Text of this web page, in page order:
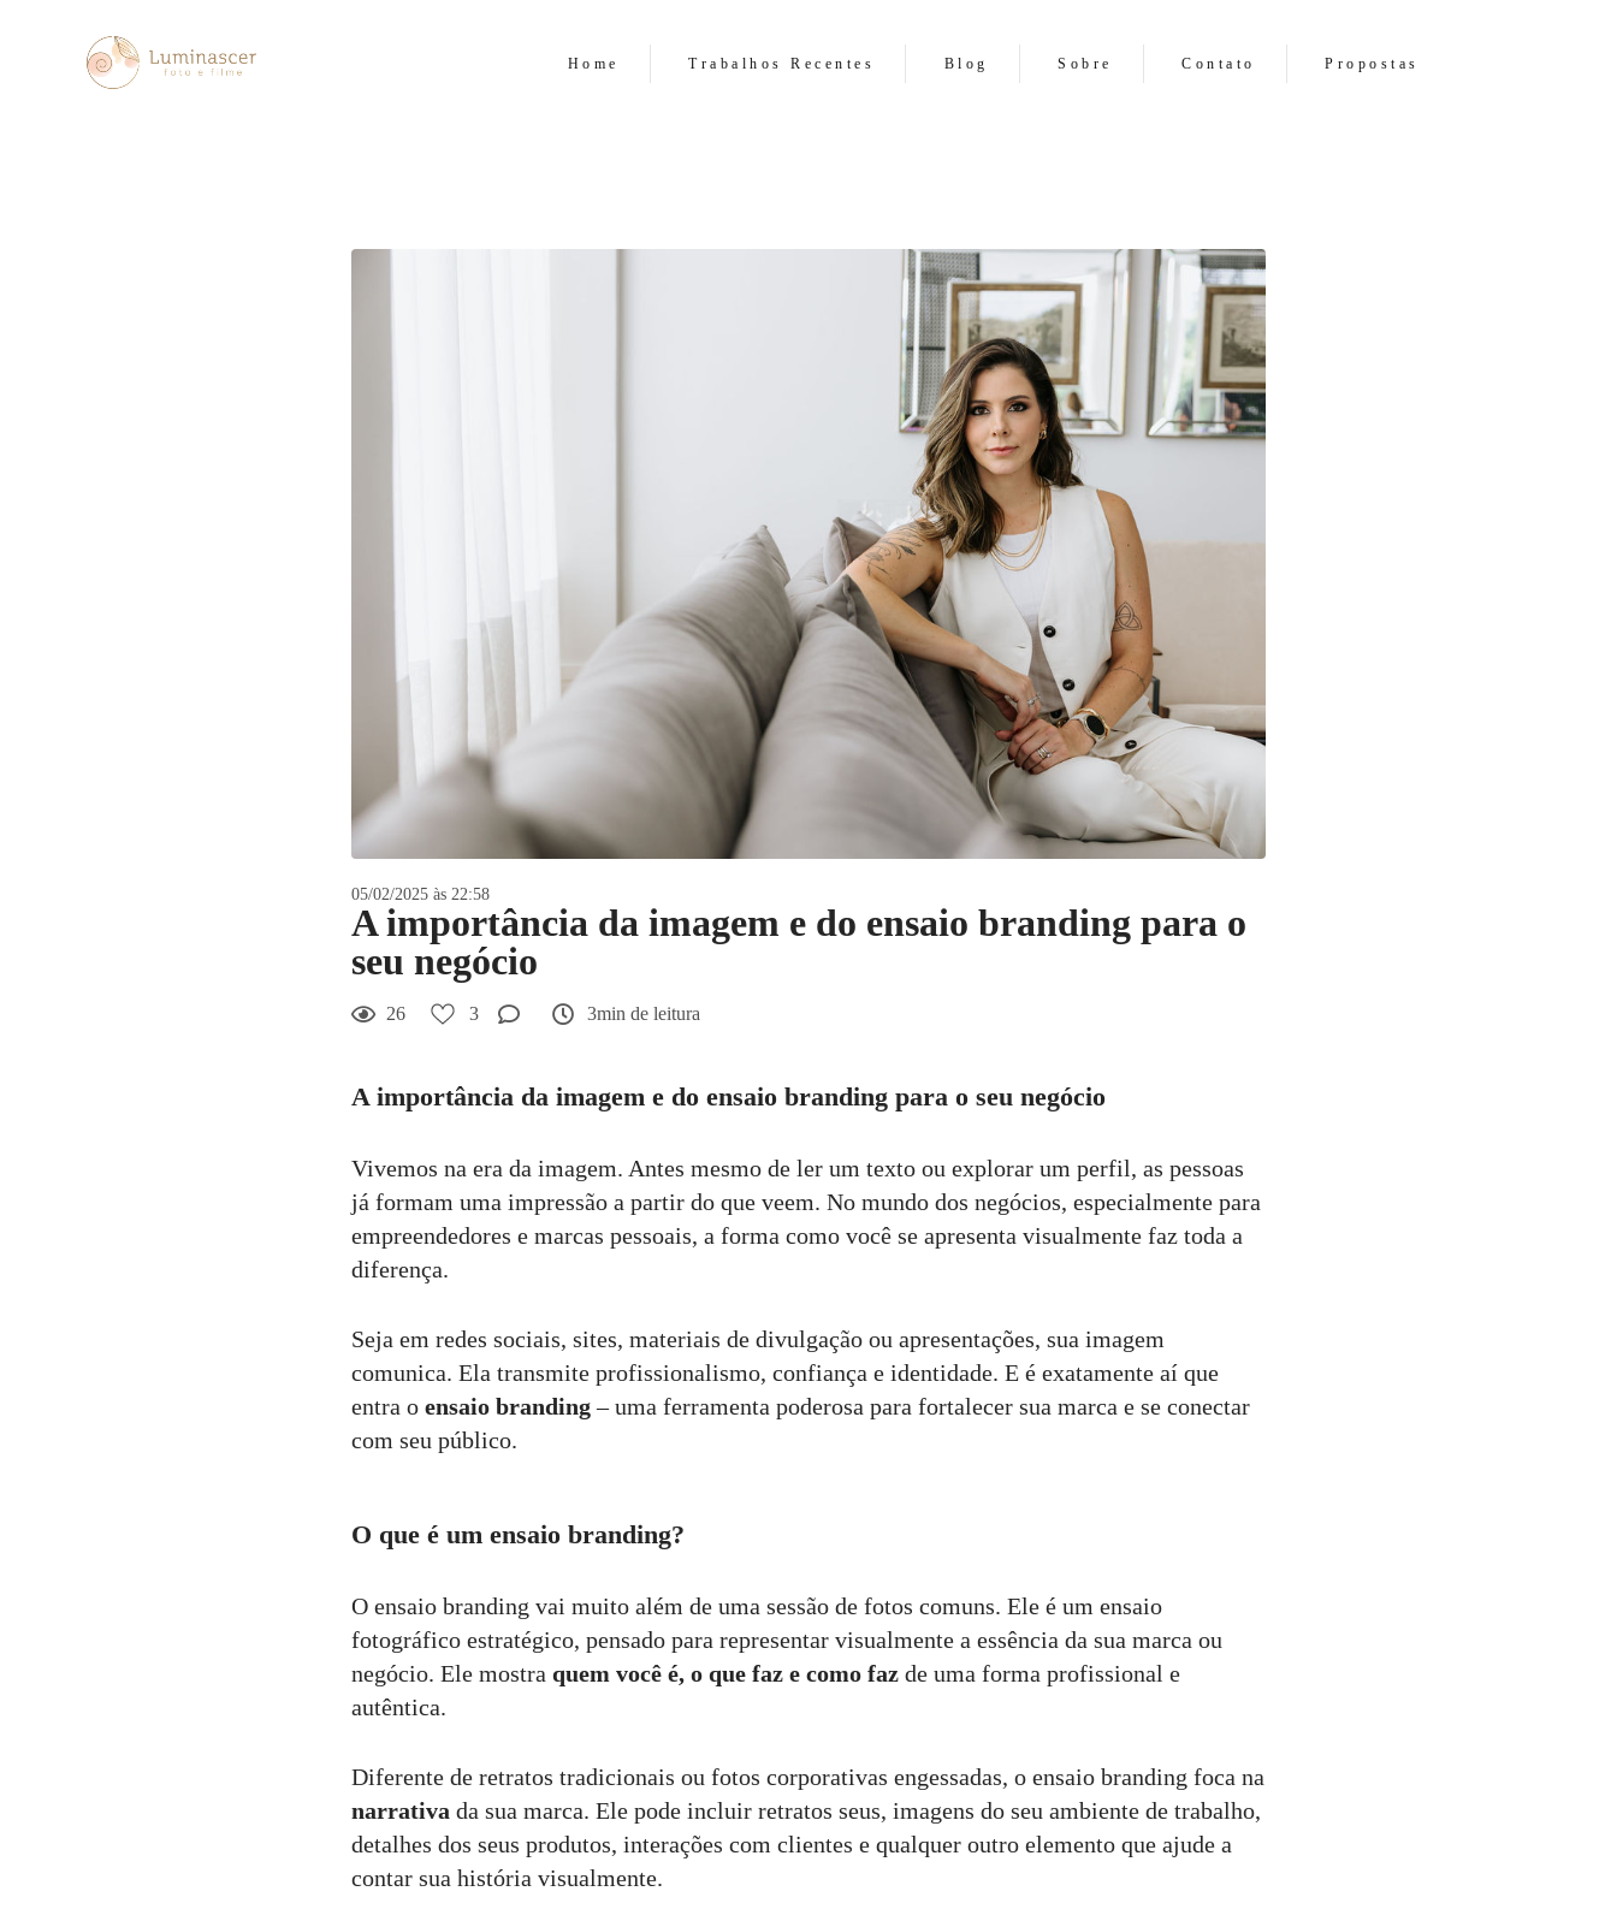
Home Trabalhos Recentes Blog Sobre Contato Propostas
05/02/2025 às 22:58
A importância da imagem e do ensaio branding para o
seu negócio
26 3 3min de leitura
A importância da imagem e do ensaio branding para o seu negócio
Vivemos na era da imagem. Antes mesmo de ler um texto ou explorar um perfil, as pessoas
já formam uma impressão a partir do que veem. No mundo dos negócios, especialmente para
empreendedores e marcas pessoais, a forma como você se apresenta visualmente faz toda a
diferença.
Seja em redes sociais, sites, materiais de divulgação ou apresentações, sua imagem
comunica. Ela transmite profissionalismo, confiança e identidade. E é exatamente aí que
entra o ensaio branding– uma ferramenta poderosa para fortalecer sua marca e se conectar
com seu público.
O que é um ensaio branding?
O ensaio branding vai muito além de uma sessão de fotos comuns. Ele é um ensaio
fotográfico estratégico, pensado para representar visualmente a essência da sua marca ou
negócio. Ele mostra quem você é, o que faz e como faz de uma forma profissional e
autêntica.
Diferente de retratos tradicionais ou fotos corporativas engessadas, o ensaio branding foca na
narrativa da sua marca. Ele pode incluir retratos seus, imagens do seu ambiente de trabalho,
detalhes dos seus produtos, interações com clientes e qualquer outro elemento que ajude a
contar sua história visualmente.